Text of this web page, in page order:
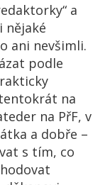
a
nějaké
ani nevšimli.
podle
na
na PřF, v
a dobře –
s tím, co